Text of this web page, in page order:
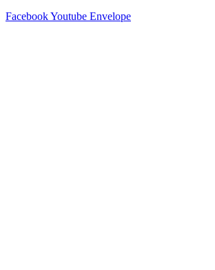
FacebookYoutube Envelope